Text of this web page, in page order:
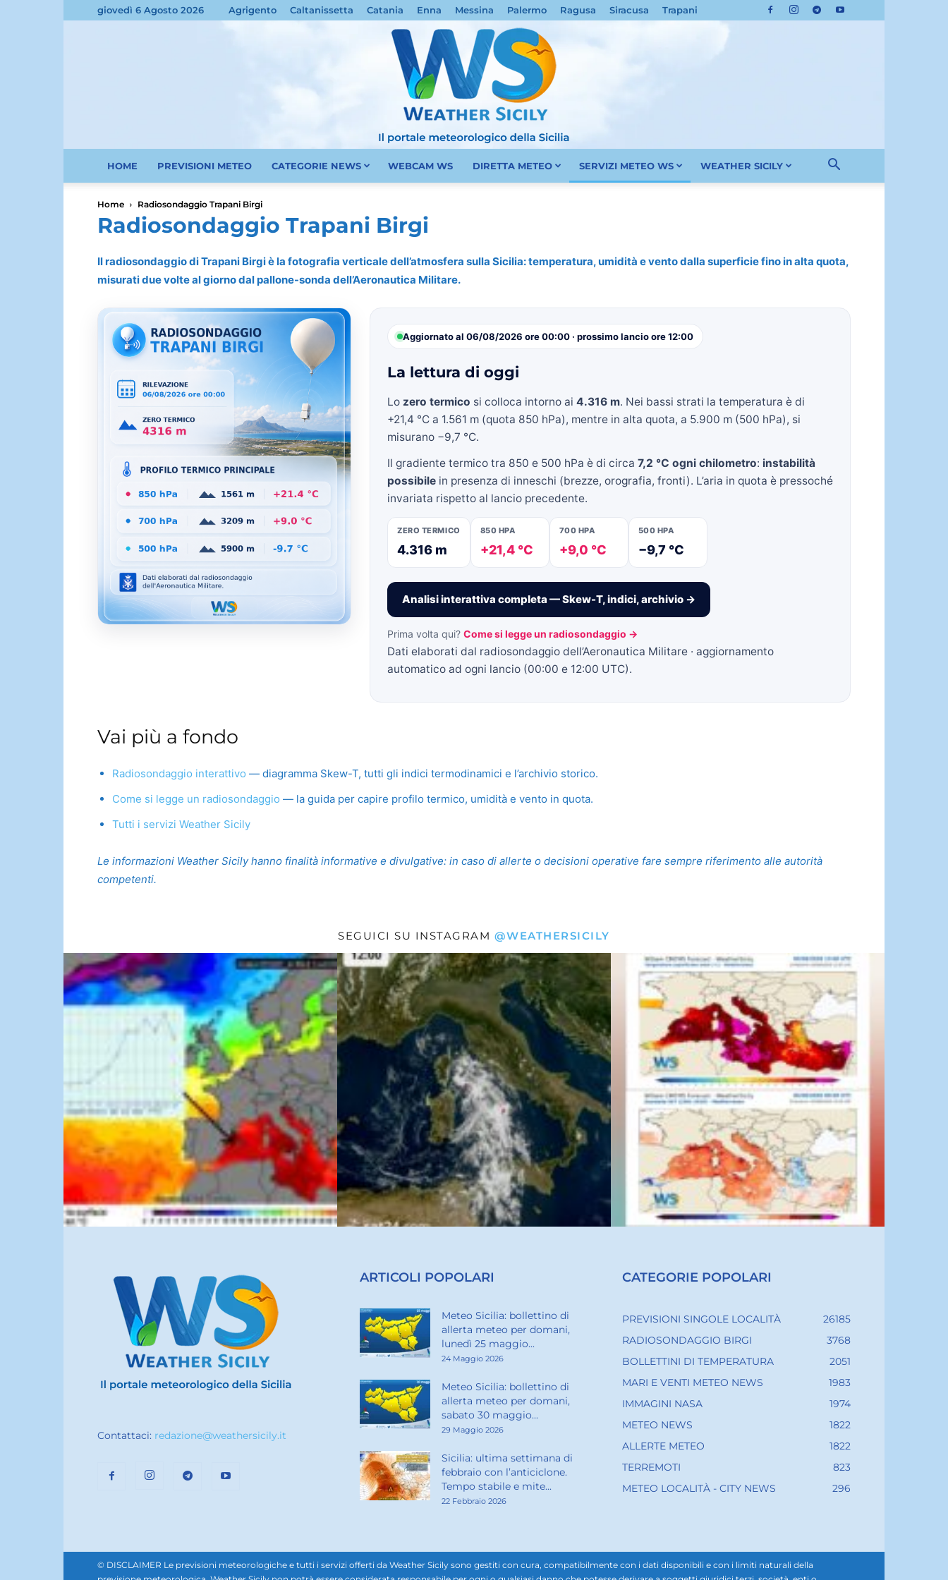
giovedì 6 Agosto 2026 Agrigento Caltanissetta Catania Enna Messina Palermo Ragusa Siracusa Trapani
»
Weather
Sicily.it
HOME PREVISIONI METEO CATEGORIE NEWS WEBCAM WS DIRETTA METEO SERVIZI METEO WS WEATHER SICILY
Home Radiosondaggio Trapani Birgi
Radiosondaggio Trapani Birgi
Il radiosondaggio di Trapani Birgi è la fotografia verticale dell’atmosfera sulla Sicilia: temperatura, umidità e vento dalla superficie fino in alta quota,
misurati due volte al giorno dal pallone-sonda dell’Aeronautica Militare.
Aggiornato al 06/08/2026 ore 00:00 · prossimo lancio ore 12:00
La lettura di oggi
Lo zero termico si colloca intorno ai 4.316 m. Nei bassi strati la temperatura è di
+21,4 °C a 1.561 m (quota 850 hPa), mentre in alta quota, a 5.900 m (500 hPa), si
misurano −9,7 °C.
Il gradiente termico tra 850 e 500 hPa è di circa 7,2 °C ogni chilometro: instabilità
possibile in presenza di inneschi (brezze, orografia, fronti). L’aria in quota è pressoché
invariata rispetto al lancio precedente.
ZERO TERMICO
4.316 m
850 HPA
+21,4 °C
700 HPA
+9,0 °C
500 HPA
−9,7 °C
Analisi interattiva completa — Skew-T, indici, archivio →
Prima volta qui? Come si legge un radiosondaggio →
Dati elaborati dal radiosondaggio dell’Aeronautica Militare · aggiornamento
automatico ad ogni lancio (00:00 e 12:00 UTC).
Vai più a fondo
Radiosondaggio interattivo — diagramma Skew-T, tutti gli indici termodinamici e l’archivio storico.
Come si legge un radiosondaggio — la guida per capire profilo termico, umidità e vento in quota.
Tutti i servizi Weather Sicily
Le informazioni Weather Sicily hanno finalità informative e divulgative: in caso di allerte o decisioni operative fare sempre riferimento alle autorità
competenti.
SEGUICI SU INSTAGRAM @WEATHERSICILY
Contattaci: redazione@weathersicily.it
ARTICOLI POPOLARI
Meteo Sicilia: bollettino di
allerta meteo per domani,
lunedì 25 maggio...
24 Maggio 2026
Meteo Sicilia: bollettino di
allerta meteo per domani,
sabato 30 maggio...
29 Maggio 2026
Sicilia: ultima settimana di
febbraio con l’anticiclone.
Tempo stabile e mite...
22 Febbraio 2026
CATEGORIE POPOLARI
PREVISIONI SINGOLE LOCALITÀ
26185
RADIOSONDAGGIO BIRGI
3768
BOLLETTINI DI TEMPERATURA
2051
MARI E VENTI METEO NEWS
1983
IMMAGINI NASA
1974
METEO NEWS
1822
ALLERTE METEO
1822
TERREMOTI
823
METEO LOCALITÀ - CITY NEWS
296
© DISCLAIMER Le previsioni meteorologiche e tutti i servizi offerti da Weather Sicily sono gestiti con cura, compatibilmente con i dati disponibili e con i limiti naturali della